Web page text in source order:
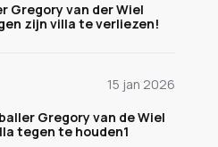
Gregory van der Wiel
zijn villa te verliezen!
15 jan 2026
Gregory van de Wiel
tegen te houden1